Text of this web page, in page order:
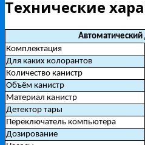
Технические
Комплектация
Для каких колорантов
Количество канистр
Объём канистр
Материал канистр
Детектор тары
Переключатель компьютера
Дозирование